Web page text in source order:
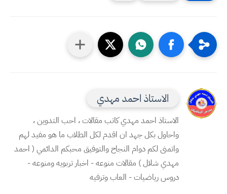
الاستاذ احمد مهدي
الاستاذ احمد مهدي كاتب مقالات ، احب التدوين ،
واحاول بكل جهد ان اقدم لكل الطلاب ما هو مفيد لهم
واتمنى لكم دوام النجاح والتوفيق محبكم الدائمي ( احمد
مهدي شلال ) مقالات منوعه - اخبار تربويه ومنوعه -
دروس رياضيات - العاب وترفيه